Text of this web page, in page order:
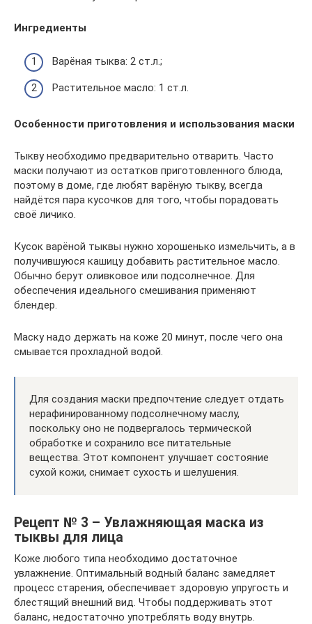
Ингредиенты
Варёная тыква: 2 ст.л.;
Растительное масло: 1 ст.л.
Особенности приготовления и использования маски
Тыкву необходимо предварительно отварить. Часто
маски получают из остатков приготовленного блюда,
поэтому в доме, где любят варёную тыкву, всегда
найдётся пара кусочков для того, чтобы порадовать
своё личико.
Кусок варёной тыквы нужно хорошенько измельчить, а в
получившуюся кашицу добавить растительное масло.
Обычно берут оливковое или подсолнечное. Для
обеспечения идеального смешивания применяют
блендер.
Маску надо держать на коже 20 минут, после чего она
смывается прохладной водой.
Для создания маски предпочтение следует отдать
нерафинированному подсолнечному маслу,
поскольку оно не подвергалось термической
обработке и сохранило все питательные
вещества. Этот компонент улучшает состояние
сухой кожи, снимает сухость и шелушения.
Рецепт № 3 – Увлажняющая маска из
тыквы для лица
Коже любого типа необходимо достаточное
увлажнение. Оптимальный водный баланс замедляет
процесс старения, обеспечивает здоровую упругость и
блестящий внешний вид. Чтобы поддерживать этот
баланс, недостаточно употреблять воду внутрь.